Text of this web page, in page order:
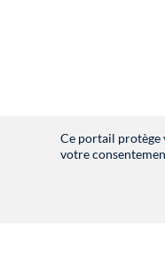
Ce portail protège
votre